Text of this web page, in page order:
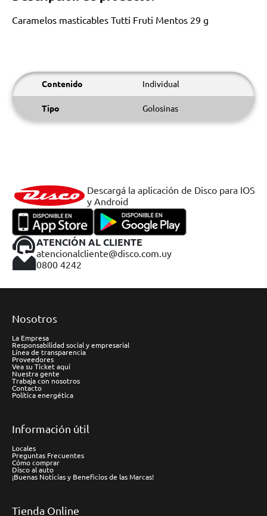
Caramelos masticables Tutti Fruti Mentos 29 g
Contenido Individual
Tipo Golosinas
Descargá la aplicación de Disco para IOS
y Android
ATENCIÓN AL CLIENTE
atencionalcliente@disco.com.uy
0800 4242
Nosotros
La Empresa
Responsabilidad social y empresarial
Línea de transparencia
Proveedores
Vea su Ticket aquí
Nuestra gente
Trabaja con nosotros
Contacto
Política energética
Información útil
Locales
Preguntas Frecuentes
Cómo comprar
Disco al auto
¡Buenas Noticias y Beneficios de las Marcas!
Tienda Online